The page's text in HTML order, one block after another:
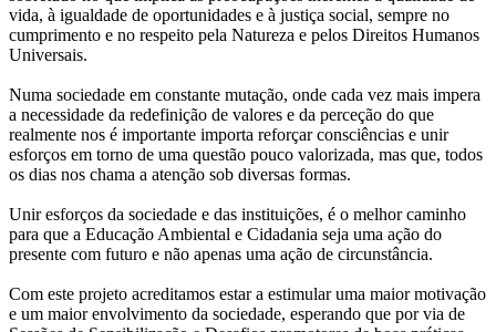
vida, à igualdade de oportunidades e à justiça social, sempre no
cumprimento e no respeito pela Natureza e pelos Direitos Humanos
Universais.
Numa sociedade em constante mutação, onde cada vez mais impera
a necessidade da redefinição de valores e da perceção do que
realmente nos é importante importa reforçar consciências e unir
esforços em torno de uma questão pouco valorizada, mas que, todos
os dias nos chama a atenção sob diversas formas.
Unir esforços da sociedade e das instituições, é o melhor caminho
para que a Educação Ambiental e Cidadania seja uma ação do
presente com futuro e não apenas uma ação de circunstância.
Com este projeto acreditamos estar a estimular uma maior motivação
e um maior envolvimento da sociedade, esperando que por via de